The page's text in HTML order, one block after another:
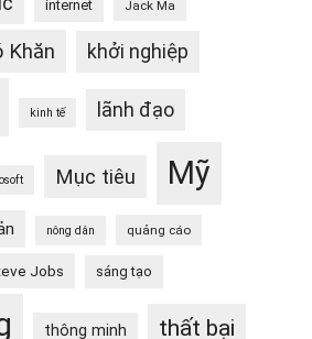
internet Jack Ma
Khăn khởi nghiệp
kinh tế lãnh đạo
Mục tiêu Mỹ
nông dân quảng cáo
Jobs sáng tạo
thông minh thất bại